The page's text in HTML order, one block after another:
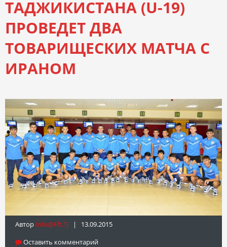
ТАДЖИКИСТАНА (U-19)
ПРОВЕДЕТ ДВА
ТОВАРИЩЕСКИХ МАТЧА С
ИРАНОМ
Автор Info@fft.tj | 13.09.2015
Оставить комментарий